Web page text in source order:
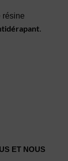
résine
.
ET NOUS